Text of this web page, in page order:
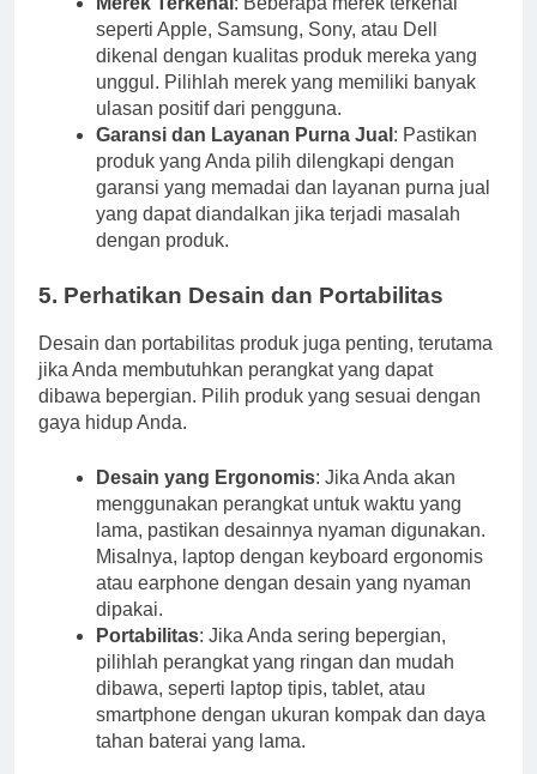
seperti Apple, Samsung, Sony, atau Dell
dikenal dengan kualitas produk mereka yang
unggul. Pilihlah merek yang memiliki banyak
ulasan positif dari pengguna.
Garansi dan Layanan Purna Jual : Pastikan
produk yang Anda pilih dilengkapi dengan
garansi yang memadai dan layanan purna jual
yang dapat diandalkan jika terjadi masalah
dengan produk.
5. Perhatikan Desain dan Portabilitas
Desain dan portabilitas produk juga penting, terutama
jika Anda membutuhkan perangkat yang dapat
dibawa bepergian. Pilih produk yang sesuai dengan
gaya hidup Anda.
Desain yang Ergonomis: Jika Anda akan
menggunakan perangkat untuk waktu yang
lama, pastikan desainnya nyaman digunakan.
Misalnya, laptop dengan keyboard ergonomis
atau earphone dengan desain yang nyaman
dipakai.
Portabilitas: Jika Anda sering bepergian,
pilihlah perangkat yang ringan dan mudah
dibawa, seperti laptop tipis, tablet, atau
smartphone dengan ukuran kompak dan daya
tahan baterai yang lama.